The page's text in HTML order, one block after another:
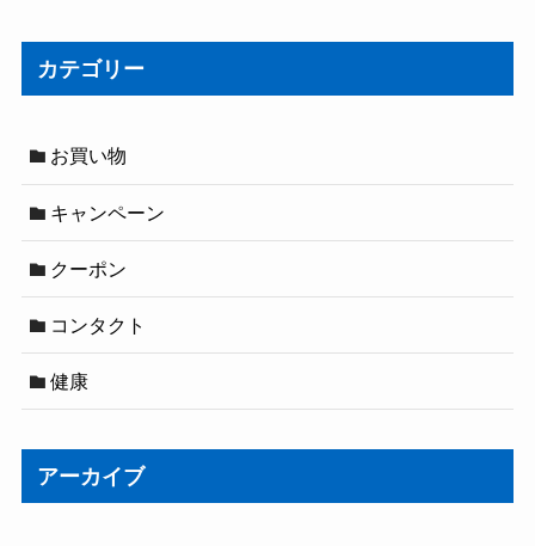
カテゴリー
お買い物
キャンペーン
クーポン
コンタクト
健康
アーカイブ